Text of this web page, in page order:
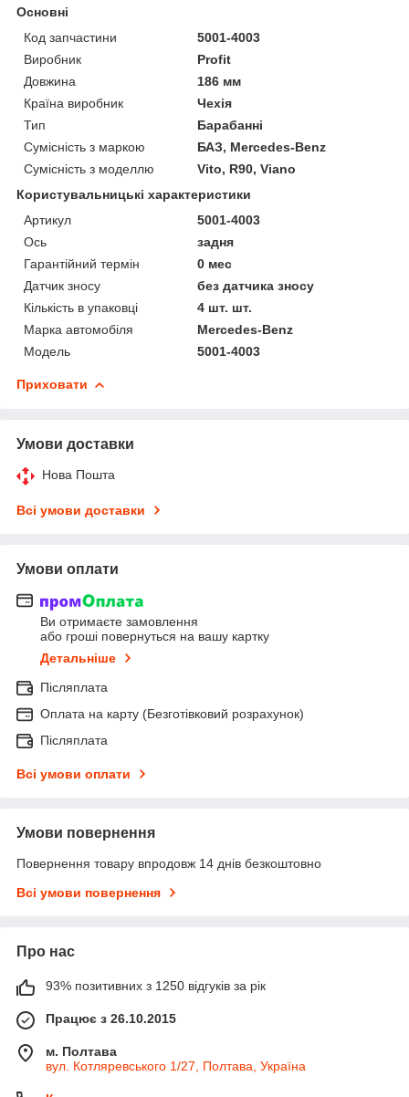
Основні
Код запчастини
5001-4003
Виробник
Profit
Довжина
186 мм
Країна виробник
Чехія
Тип
Барабанні
Сумісність з маркою
БАЗ, Mercedes-Benz
Сумісність з моделлю
Vito, R90, Viano
Користувальницькі характеристики
Артикул
5001-4003
Ось
задня
Гарантійний термін
0 мес
Датчик зносу
без датчика зносу
Кількість в упаковці
4 шт. шт.
Марка автомобіля
Mercedes-Benz
Мoдель
5001-4003
Приховати
Умови доставки
Нова Пошта
Всі умови доставки
Умови оплати
Ви отримаєте замовлення
або гроші повернуться на вашу картку
Детальніше
Післяплата
Оплата на карту (Безготівковий розрахунок)
Післяплата
Всі умови оплати
Умови повернення
Повернення товару впродовж 14 днів безкоштовно
Всі умови повернення
Про нас
93% позитивних з 1250 відгуків за рік
Працює з 26.10.2015
м. Полтава
вул. Котляревського 1/27, Полтава, Україна